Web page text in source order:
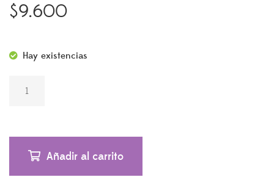
$9.600
Hay existencias
CHAMPAÑA REF
Añadir al carrito